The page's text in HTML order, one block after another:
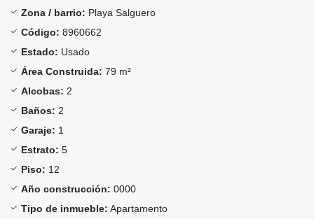
Zona / barrio: Playa Salguero
Código: 8960662
Estado: Usado
Área Construida: 79 m²
Alcobas: 2
Baños: 2
Garaje: 1
Estrato: 5
Piso: 12
Año construcción: 0000
Tipo de inmueble: Apartamento